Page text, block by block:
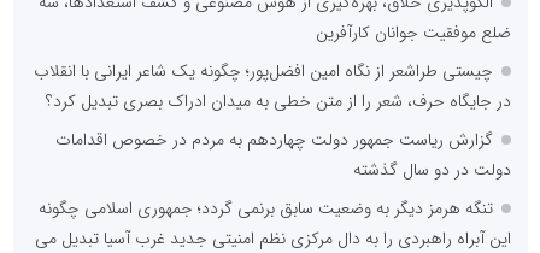
ضلع موفقیت جوانان کارآفرین
چیستی طراشعر از نگاه امین افضل‌پور؛ چگونه یک شاعر ایرانی با انقلاب
در جایگاه حرف، شعر را از متن خطی به میدان ادراک بصری تبدیل کرد؟
گزارش ریاست جمهور دولت چهاردهم به مردم در خصوص اقدامات
دولت در دو سال گذشته
تنگه هرمز دیگر به وضعیت سابق برنمی گردد؛ جمهوری اسلامی چگونه
این آبراه راهبردی را به دال مرکزی نظم امنیتی جدید غرب آسیا تبدیل می